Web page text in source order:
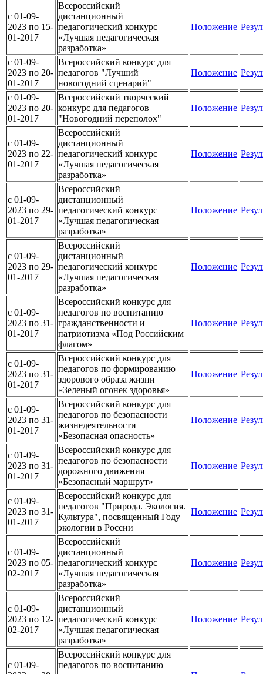
c 01-09-
2023 по 15-
01-2017
Всероссийский
дистанционный
педагогический конкурс
«Лучшая педагогическая
разработка»
Положение
c 01-09-
2023 по 20-
01-2017
Всероссийский конкурс для
педагогов "Лучший
новогодний сценарий"
Положение
c 01-09-
2023 по 20-
01-2017
Всероссийский творческий
конкурс для педагогов
"Новогодний переполох"
Положение
c 01-09-
2023 по 22-
01-2017
Всероссийский
дистанционный
педагогический конкурс
«Лучшая педагогическая
разработка»
Положение
c 01-09-
2023 по 29-
01-2017
Всероссийский
дистанционный
педагогический конкурс
«Лучшая педагогическая
разработка»
Положение
c 01-09-
2023 по 29-
01-2017
Всероссийский
дистанционный
педагогический конкурс
«Лучшая педагогическая
разработка»
Положение
c 01-09-
2023 по 31-
01-2017
Всероссийский конкурс для
педагогов по воспитанию
гражданственности и
патриотизма «Под Российским
флагом»
Положение
c 01-09-
2023 по 31-
01-2017
Всероссийский конкурс для
педагогов по формированию
здорового образа жизни
«Зеленый огонек здоровья»
Положение
c 01-09-
2023 по 31-
01-2017
Всероссийский конкурс для
педагогов по безопасности
жизнедеятельности
«Безопасная опасность»
Положение
c 01-09-
2023 по 31-
01-2017
Всероссийский конкурс для
педагогов по безопасности
дорожного движения
«Безопасный маршрут»
Положение
c 01-09-
2023 по 31-
01-2017
Всероссийский конкурс для
педагогов "Природа. Экология.
Культура", посвященный Году
экологии в России
Положение
c 01-09-
2023 по 05-
02-2017
Всероссийский
дистанционный
педагогический конкурс
«Лучшая педагогическая
разработка»
Положение
c 01-09-
2023 по 12-
02-2017
Всероссийский
дистанционный
педагогический конкурс
«Лучшая педагогическая
разработка»
Положение
c 01-09-
Всероссийский конкурс для
педагогов по воспитанию